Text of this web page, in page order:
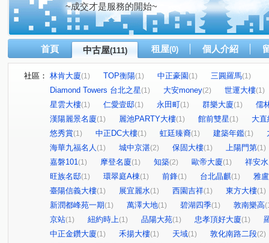
~成交才是服務的開始~
首頁 中古屋(111) 租屋(0) 個人介紹
社區： 林肯大廈(1) TOP衡陽(1) 中正豪園(1) 三圓羅馬(1)
Diamond Towers 台北之星(1) 大安money(2) 世運大樓(1)
星雲大樓(1) 仁愛壹邸(1) 永田町(1) 群樂大廈(1)
儒
漢陽麗景名廈(1) 麗池PARTY大樓(1) 館前雙星(1)
大
悠秀賞(1) 中正DC大樓(1) 虹廷臻裔(1) 建築年鑑(1)
海華九福名人 (1) 城中京湛(2) 保固大樓(1) 上陽門第(1)
嘉磐101(1) 摩登名廈(1) 知築(2) 歐帝大廈(1)
祥安
旺族名邸(1) 環翠庭A棟(1) 前鋒(1) 台北晶麒(1)
雅
臺陽信義大樓(1) 展宜麗水(1) 西園吉祥(1) 東方大樓(1)
新潤都峰苑一期(1) 萬澤大地(1) 碧湖四季(1) 敦南樂高
京站(1) 紐約時上(1) 品陽大苑(1) 忠孝頂好大廈(1)
中正金鑽大廈(1) 禾揚大樓(1) 天域(1) 敦化南路二段(2)